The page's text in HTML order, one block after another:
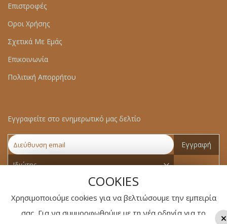
COOKIES
Χρησιμοποιούμε cookies για να βελτιώσουμε την εμπειρία
σας. Για να συμμορφωθούμε με τη νέα οδηγία για το
×
Επιστροφές
Οροι Χρήσης
Σχετικά Με Εμάς
Επικοινωνία
Πολιτική Απορρήτου
Εγγραφείτε στο ενημερωτικό μας δελτίο
Εγγραφή